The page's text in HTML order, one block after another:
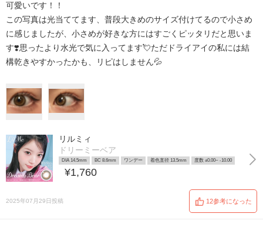
可愛いです！！
この写真は光当ててます、普段大きめのサイズ付けてるので小さめ
に感じましたが、小さめが好きな方にはすごくピッタリだと思いま
す❣️思ったより水光で気に入ってます💘ただドライアイの私には結
構乾きやすかったかも、リピはしません💦
リルミィ
ドリーミーベア
DIA 14.5mm BC 8.6mm ワンデー 着色直径 13.5mm 度数 ±0.00~ -10.00
¥1,760
2025年07月29日投稿 12参考になった